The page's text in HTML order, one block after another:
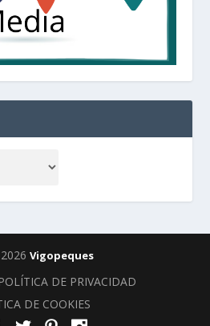
Vigopeques
POLÍTICA DE PRIVACIDAD
DE COOKIES